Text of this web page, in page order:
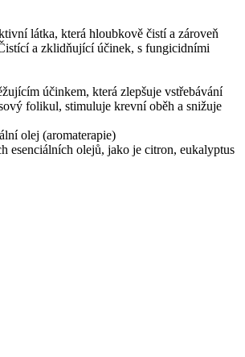
látka, která hloubkově čistí a zároveň
a zklidňující účinek, s fungicidními
účinkem, která zlepšuje vstřebávání
folikul, stimuluje krevní oběh a snižuje
olej (aromaterapie)
esenciálních olejů, jako je citron, eukalyptus